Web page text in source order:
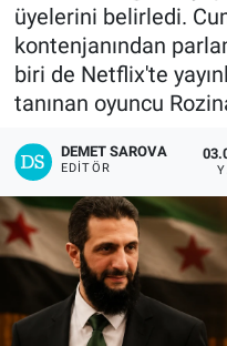
üyelerini belirledi.
kontenjanından
biri de Netflix'te
tanınan oyuncu
DEMET SAROVA
EDITÖR
Keşfet
ASTROLOJİ
RESMİ İLANLAR
İLAN
Bize ulaşın